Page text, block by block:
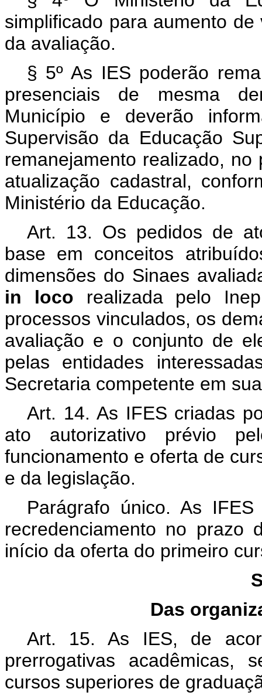
simplificado para aumento
da avaliação.
§ 5º As IES poderão
presenciais de mesma
Município e deverão
Supervisão da Educação
remanejamento realizado,
atualização cadastral,
Ministério da Educação.
Art. 13. Os pedidos de
base em conceitos
dimensões do Sinaes
in loco realizada pelo
processos vinculados, os
avaliação e o conjunto de
pelas entidades
Secretaria competente em
Art. 14. As IFES criadas
ato autorizativo prévio
funcionamento e oferta de
e da legislação.
Parágrafo único. As
recredenciamento no
início da oferta do primeiro
Das
Art. 15. As IES, de
prerrogativas acadêmicas,
cursos superiores de